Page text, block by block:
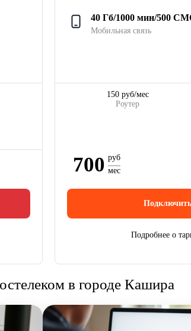
40 Гб/1000 мин/500
Мобильная связь
Роутер
150 руб/мес
700 руб
мес
Подключить
Подробнее о
в городе Кашира